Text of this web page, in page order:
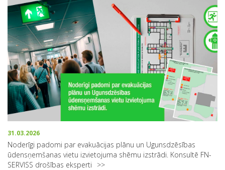
31.03.2026
Noderīgi padomi par evakuācijas plānu un Ugunsdzēsības
ūdensņemšanas vietu izvietojuma shēmu izstrādi. Konsultē FN-
SERVISS drošības eksperti